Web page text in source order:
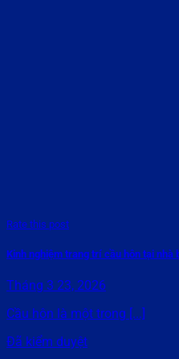
Rate this post
Kinh nghiệm trang trí cầu hôn tại nhà
Tháng 3 23, 2026
Cầu hôn là một trong [...]
Đã kiểm duyệt